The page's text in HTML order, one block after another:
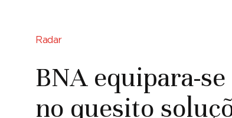
Radar
BNA equipara-
no quesito